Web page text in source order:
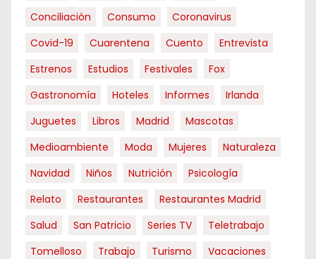
Conciliación
Consumo
Coronavirus
Covid-19
Cuarentena Cuento
Entrevista
Estrenos
Estudios Festivales
Fox
Gastronomía
Hoteles Informes
Irlanda
Juguetes
Libros Madrid
Mascotas
Medioambiente
Moda Mujeres
Naturaleza
Navidad
Niños Nutrición
Psicología
Relato
Restaurantes
Restaurantes Madrid
Salud
San Patricio Series TV
Teletrabajo
Tomelloso
Trabajo Turismo
Vacaciones